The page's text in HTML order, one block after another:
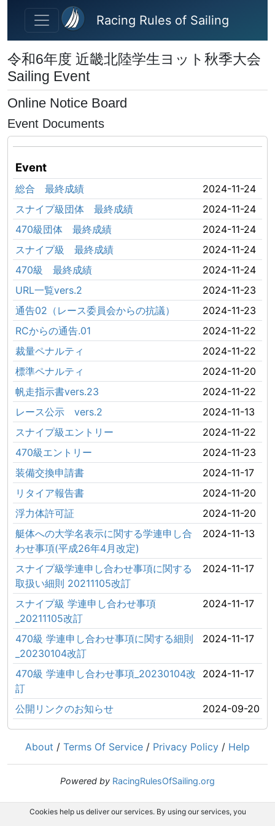
Skip to main content
Racing Rules of Sailing
令和6年度 近畿北陸学生ヨット秋季大会
Sailing Event
Online Notice Board
Event Documents
Event
総合 最終成績
2024-11-24
スナイプ級団体 最終成績
2024-11-24
470級団体 最終成績
2024-11-24
スナイプ級 最終成績
2024-11-24
470級 最終成績
2024-11-24
URL一覧vers.2
2024-11-23
通告02（レース委員会からの抗議）
2024-11-23
RCからの通告.01
2024-11-22
裁量ペナルティ
2024-11-22
標準ペナルティ
2024-11-20
帆走指示書vers.23
2024-11-22
レース公示 vers.2
2024-11-13
スナイプ級エントリー
2024-11-22
470級エントリー
2024-11-23
装備交換申請書
2024-11-17
リタイア報告書
2024-11-20
浮力体許可証
2024-11-20
艇体への大学名表示に関する学連申し合
わせ事項(平成26年4月改定)
2024-11-13
スナイプ級学連申し合わせ事項に関する
取扱い細則 20211105改訂
2024-11-17
スナイプ級 学連申し合わせ事項
_20211105改訂
2024-11-17
470級 学連申し合わせ事項に関する細則
_20230104改訂
2024-11-17
470級 学連申し合わせ事項_20230104改
訂
2024-11-17
公開リンクのお知らせ 2024-09-20
About / Terms Of Service / Privacy Policy / Help
Powered by RacingRulesOfSailing.org
Cookies help us deliver our services. By using our services, you